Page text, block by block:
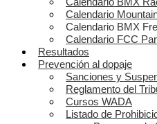
Calendario
Calendario BMX
Calendario FCC
Resultados
Prevención al dopaje
Sanciones y
Reglamento del
Cursos WADA
Listado de